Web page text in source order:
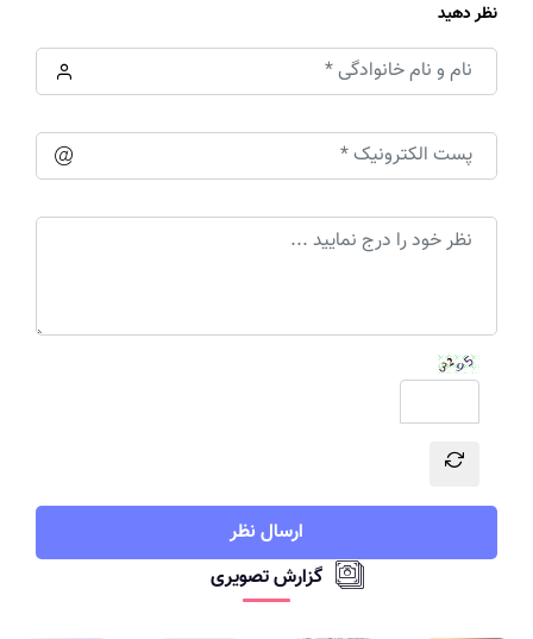
نظر دهید
ارسال نظر
گزارش تصویری